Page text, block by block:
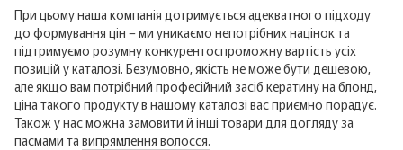
При цьому наша компанія дотримується адекватного підходу
до формування цін – ми уникаємо непотрібних націнок та
підтримуємо розумну конкурентоспроможну вартість усіх
позицій у каталозі. Безумовно, якість не може бути дешевою,
але якщо вам потрібний професійний засіб кератину на блонд,
ціна такого продукту в нашому каталозі вас приємно порадує.
Також у нас можна замовити й інші товари для догляду за
пасмами та випрямлення волосся.